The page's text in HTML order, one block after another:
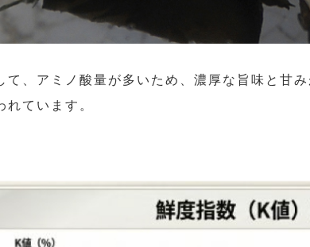
て、アミノ酸量が多いため、濃厚な旨味と甘
れています。